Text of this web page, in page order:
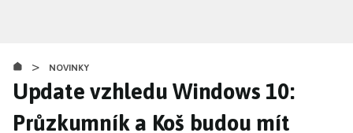
obsahu
> NOVINKY
Update vzhledu Windows 10:
Průzkumník a Koš budou mít